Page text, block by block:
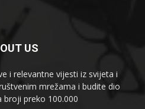
US
i relevantne vijesti iz svijeta i
mrežama i budite dio
broji preko 100.000